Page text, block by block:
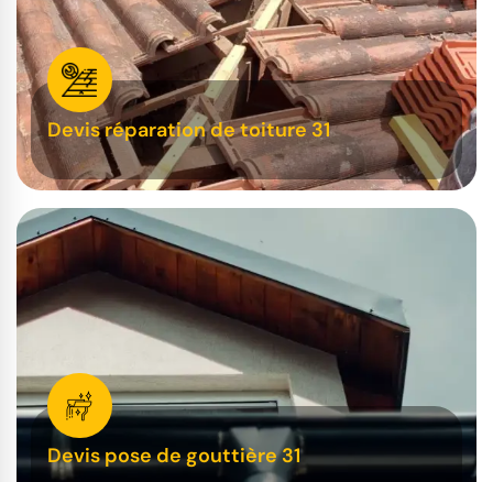
Devis réparation de toiture 31
Devis pose de gouttière 31